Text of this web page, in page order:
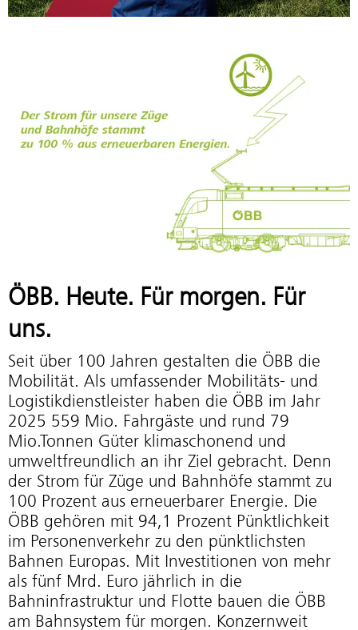
ÖBB. Heute. Für morgen. Für
uns.
Seit über 100 Jahren gestalten die ÖBB die
Mobilität. Als umfassender Mobilitäts- und
Logistikdienstleister haben die ÖBB im Jahr
2025 559 Mio. Fahrgäste und rund 79
Mio.Tonnen Güter klimaschonend und
umweltfreundlich an ihr Ziel gebracht. Denn
der Strom für Züge und Bahnhöfe stammt zu
100 Prozent aus erneuerbarer Energie. Die
ÖBB gehören mit 94,1 Prozent Pünktlichkeit
im Personenverkehr zu den pünktlichsten
Bahnen Europas. Mit Investitionen von mehr
als fünf Mrd. Euro jährlich in die
Bahninfrastruktur und Flotte bauen die ÖBB
am Bahnsystem für morgen. Konzernweit